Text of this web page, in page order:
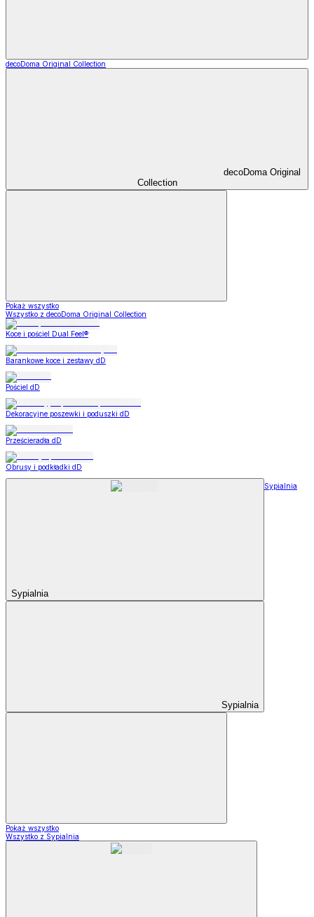
decoDoma Original Collection
decoDoma Original
Collection
Pokaż wszystko
Wszystko z decoDoma Original Collection
Koce i pościel Dual Feel®
Barankowe koce i zestawy dD
Pościel dD
Dekoracyjne poszewki i poduszki dD
Prześcieradła dD
Obrusy i podkładki dD
Sypialnia
Sypialnia
Sypialnia
Pokaż wszystko
Wszystko z Sypialnia